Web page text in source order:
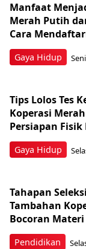
Gaya Hidup
Manfaat
Merah Putih
Cara
Gaya Hidup
Tips Lolos Tes
Koperasi
Persiapan
Pendidikan
Tahapan
Tambahan
Bocoran